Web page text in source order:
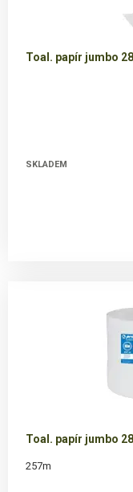
Toal. papír jumbo
SKLADEM
Toal. papír jumbo
257m